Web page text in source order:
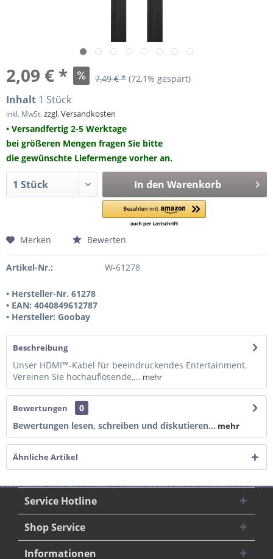
2,09 € * 7,49 € * (72,1% gespart)
Inhalt 1 Stück
inkl. MwSt.zzgl. Versandkosten
• Versandfertig 2-5 Werktage
bei größeren Mengen fragen Sie bitte
die gewünschte Liefermenge vorher an.
In den Warenkorb
Merken Bewerten
Artikel-Nr.: W-61278
• Hersteller-Nr. 61278
• EAN: 4040849612787
• Hersteller: Goobay
Beschreibung
Unser HDMI™-Kabel für beeindruckendes Entertainment.
Vereinen Sie hochauflösende,... mehr
Bewertungen
0
Bewertungen lesen, schreiben und diskutieren... mehr
Ähnliche Artikel
Service Hotline
Shop Service
Informationen